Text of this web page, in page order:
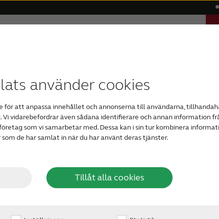
använder cookies
för att anpassa innehållet och annonserna till användarna,
Vi vidarebefordrar även sådana identifierare och annan information
som vi samarbetar med. Dessa kan i sin tur kombinera
de har samlat in när du har använt deras tjänster.
Tillåt alla cookies
Din
hörsel